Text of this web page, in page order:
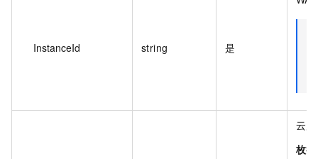
InstanceId string 是
云
枚